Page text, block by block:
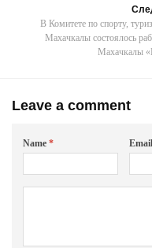
В Комитете по спорту,
Махачкалы состоялось
Махачкалы
Leave a comment
Name *